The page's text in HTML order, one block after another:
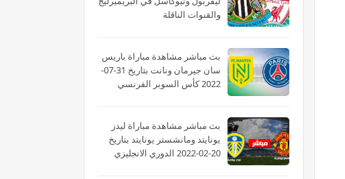
والقنوات الناقلة
بث مباشر مشاهدة مباراة باريس
سان جيرمان ونانت بتاريخ 31-07-
2022 كأس السوبر الفرنسي
بث مباشر مشاهدة مباراة ليدز
يونايتد ومانشستر يونايتد بتاريخ
20-02-2022 الدوري الانجليزي